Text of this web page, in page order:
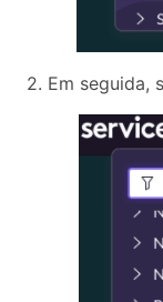
2. Em seguida,